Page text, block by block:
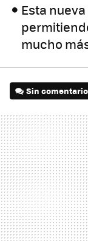
Esta
mucho
Sin